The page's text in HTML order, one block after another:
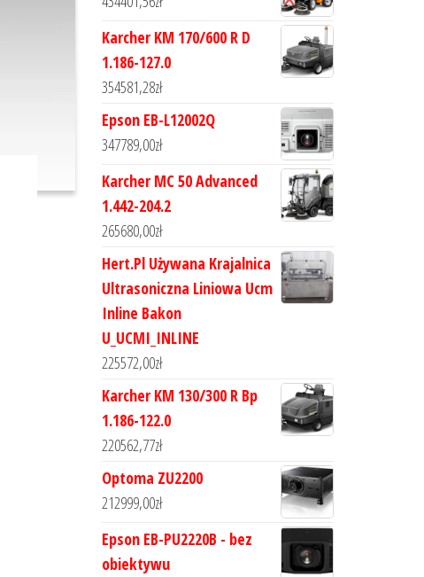
Karcher KM 170/600 R D
1.186-127.0
354581,28zł
Epson EB-L12002Q
347789,00zł
Karcher MC 50 Advanced
1.442-204.2
265680,00zł
Hert.Pl Używana Krajalnica
Ultrasoniczna Liniowa Ucm
Inline Bakon
U_UCMI_INLINE
225572,00zł
Karcher KM 130/300 R Bp
1.186-122.0
220562,77zł
Optoma ZU2200
212999,00zł
Epson EB-PU2220B - bez
obiektywu